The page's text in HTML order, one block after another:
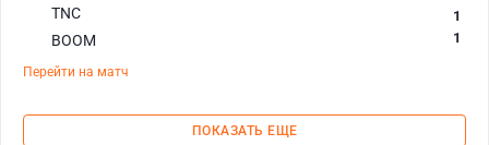
TNC
BOOM
1
1
Перейти на матч
ПОКАЗАТЬ ЕЩЕ